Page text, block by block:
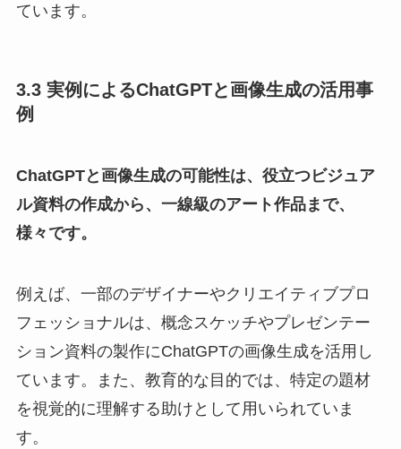
ています。
3.3 実例によるChatGPTと画像生成の活用事
例
ChatGPTと画像生成の可能性は、役立つビジュア
ル資料の作成から、一線級のアート作品まで、
様々です。
例えば、一部のデザイナーやクリエイティブプロ
フェッショナルは、概念スケッチやプレゼンテー
ション資料の製作にChatGPTの画像生成を活用し
ています。また、教育的な目的では、特定の題材
を視覚的に理解する助けとして用いられていま
す。